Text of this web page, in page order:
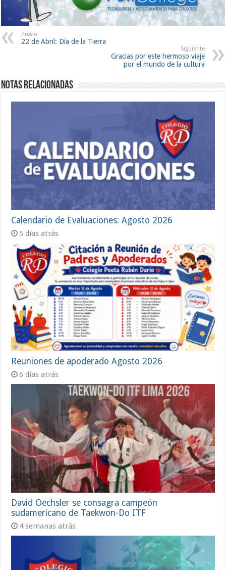
Previo
22 de Abril: Día de la Tierra
Siguiente
Gracias por este hermoso viaje
por el mundo de la cultura
Notas Relacionadas
Calendario de Evaluaciones: Agosto 2026
5 días atrás
Reuniones de apoderado Agosto 2026
6 días atrás
David Oechsler se consagra campeón
sudamericano de Taekwon-Do ITF
4 semanas atrás